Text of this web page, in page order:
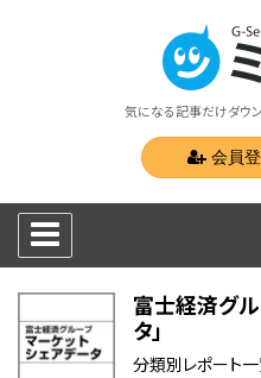
気になる記事だけダウン
会員
富士経済グル
タ」
分類別レポート